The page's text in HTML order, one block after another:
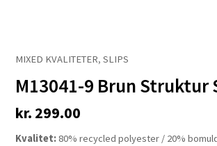
MIXED KVALITETER,SLIPS
M13041-9 Brun Struktur
kr. 299.00
Kvalitet: 80% recycled polyester / 20%
M13041-
9
Struktur
Slips